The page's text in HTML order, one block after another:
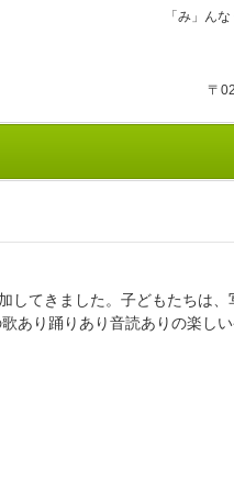
「み」ん
〒
てきました。子どもたちは
あり踊りあり音読ありの楽し